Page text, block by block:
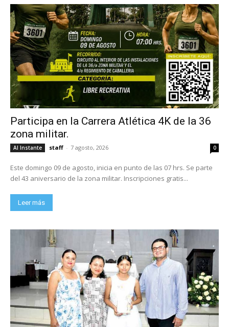
Participa en la Carrera Atlética 4K de la 36
zona militar.
Al Instante staff - 7 agosto, 2026 0
Este domingo 09 de agosto, inicia en punto de las 07 hrs. Se parte
del 43 aniversario de la zona militar. Inscripciones gratis...
Leer más